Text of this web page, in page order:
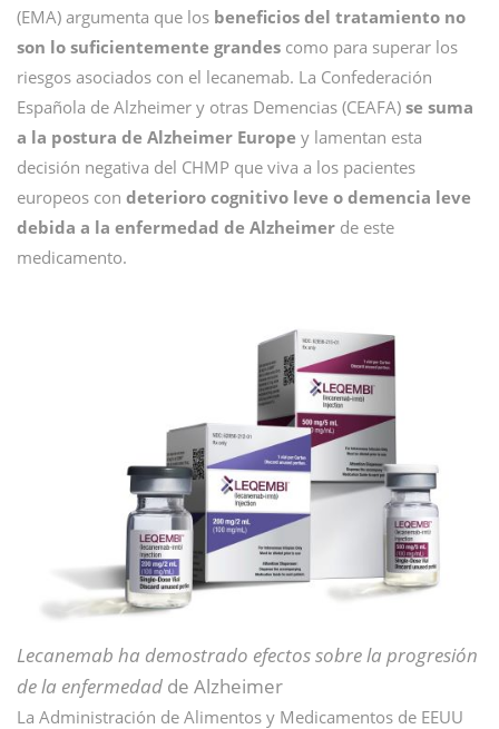
(EMA) argumenta que los beneficios del tratamiento no
son lo suficientemente grandes como para superar los
riesgos asociados con el lecanemab. La Confederación
Española de Alzheimer y otras Demencias (CEAFA) se suma
a la postura de Alzheimer Europe y lamentan esta
decisión negativa del CHMP que viva a los pacientes
europeos con deterioro cognitivo leve o demencia leve
debida a la enfermedad de Alzheimer de este
medicamento.
Lecanemab ha demostrado efectos sobre la progresión
de la enfermedad de Alzheimer
La Administración de Alimentos y Medicamentos de EEUU